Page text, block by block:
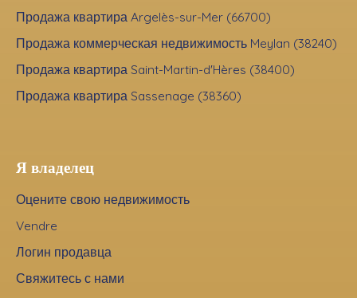
Продажа квартира Argelès-sur-Mer (66700)
Продажа коммерческая недвижимость Meylan (38240)
Продажа квартира Saint-Martin-d'Hères (38400)
Продажа квартира Sassenage (38360)
Я владелец
Оцените свою недвижимость
Vendre
Логин продавца
Свяжитесь с нами